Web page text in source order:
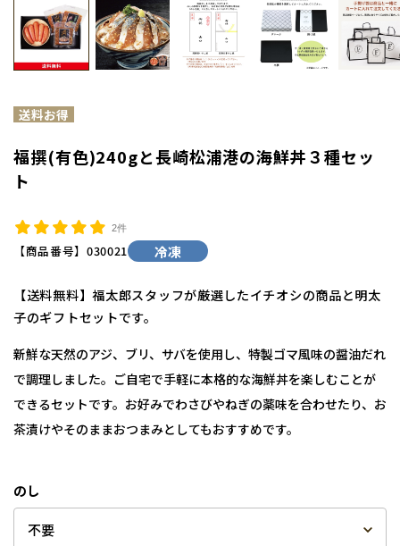
福撰(有色)240gと長崎松浦港の海鮮丼３種セッ
ト
2件
【商品番号】 030021 冷凍
【送料無料】福太郎スタッフが厳選したイチオシの商品と明太
子のギフトセットです。
新鮮な天然のアジ、ブリ、サバを使用し、特製ゴマ風味の醤油だれ
で調理しました。ご自宅で手軽に本格的な海鮮丼を楽しむことが
できるセットです。お好みでわさびやねぎの薬味を合わせたり、お
茶漬けやそのままおつまみとしてもおすすめです。
のし